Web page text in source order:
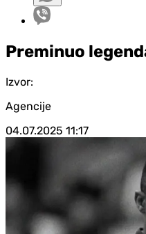
Preminuo
Izvor:
Agencije
04.07.2025 11:17